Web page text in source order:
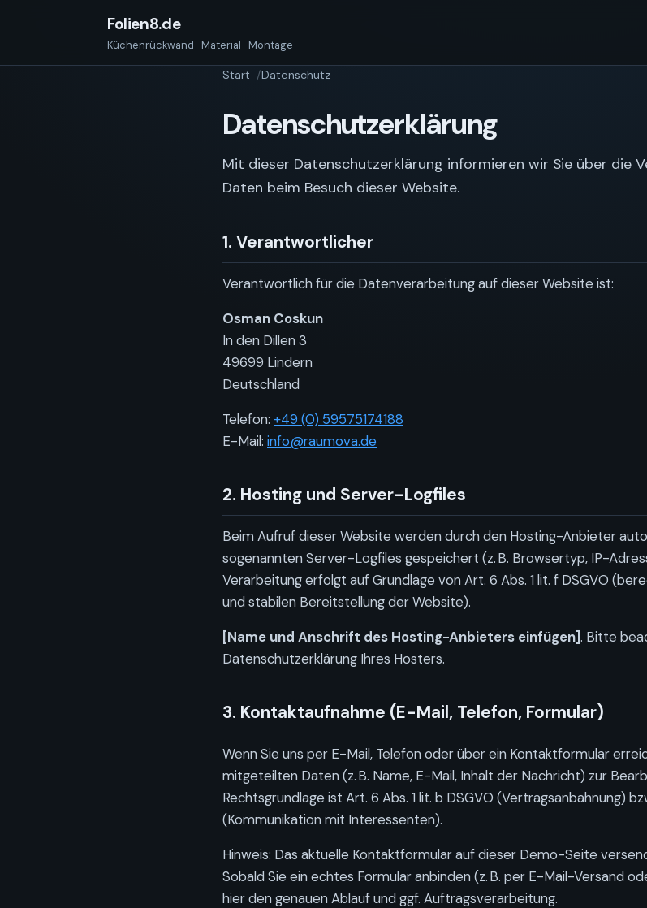
Folien8.de
Küchenrückwand · Material · Montage
Start Datenschutz
Datenschutzerklärung
Mit dieser Datenschutzerklärung informieren wir Sie über die
Daten beim Besuch dieser Website.
1. Verantwortlicher
Verantwortlich für die Datenverarbeitung auf dieser Website ist:
Osman Coskun
In den Dillen 3
49699 Lindern
Deutschland
Telefon: +49 (0) 59575174188
E-Mail: info@raumova.de
2. Hosting und Server-Logfiles
Beim Aufruf dieser Website werden durch den Hosting-Anbieter
sogenannten Server-Logfiles gespeichert (z. B. Browsertyp, IP-
Verarbeitung erfolgt auf Grundlage von Art. 6 Abs. 1 lit. f DSGVO
und stabilen Bereitstellung der Website).
[Name und Anschrift des Hosting-Anbieters einfügen]. Bitte
Datenschutzerklärung Ihres Hosters.
3. Kontaktaufnahme (E-Mail, Telefon, Formular)
Wenn Sie uns per E-Mail, Telefon oder über ein Kontaktformular
mitgeteilten Daten (z. B. Name, E-Mail, Inhalt der Nachricht) zur
Rechtsgrundlage ist Art. 6 Abs. 1 lit. b DSGVO (Vertragsanbahnung)
(Kommunikation mit Interessenten).
Hinweis: Das aktuelle Kontaktformular auf dieser Demo-Seite
Sobald Sie ein echtes Formular anbinden (z. B. per E-Mail-Versand
hier den genauen Ablauf und ggf. Auftragsverarbeitung.